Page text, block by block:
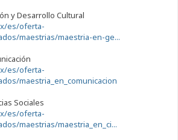
y Desarrollo Cultural
es/oferta-
maestrias/maestria-en-ge...
es/oferta-
maestria_en_comunicacion
Sociales
es/oferta-
maestrias/maestria_en_ci...